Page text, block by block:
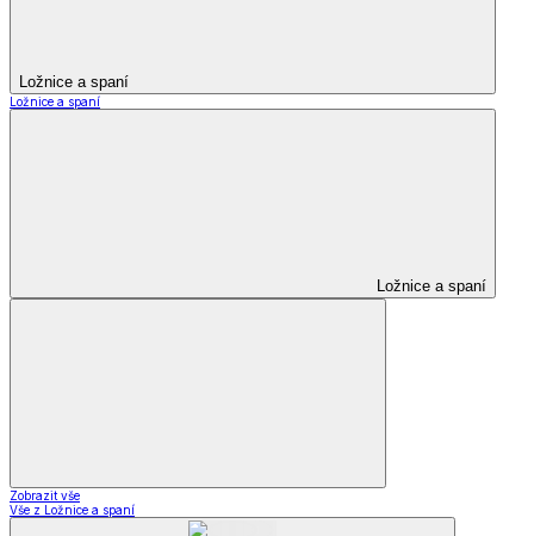
Ložnice a spaní
Ložnice a spaní
Ložnice a spaní
Zobrazit vše
Vše z Ložnice a spaní